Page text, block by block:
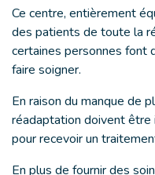
Ce centre, entièrement
des patients de toute la
certaines personnes font
faire soigner.
En raison du manque de
réadaptation doivent
pour recevoir un
En plus de fournir des